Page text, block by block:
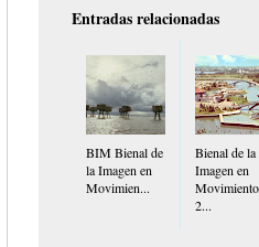
Entradas relacionadas
BIM Bienal de
la Imagen en
Movimien...
Bienal de la
Imagen en
Movimiento
2...